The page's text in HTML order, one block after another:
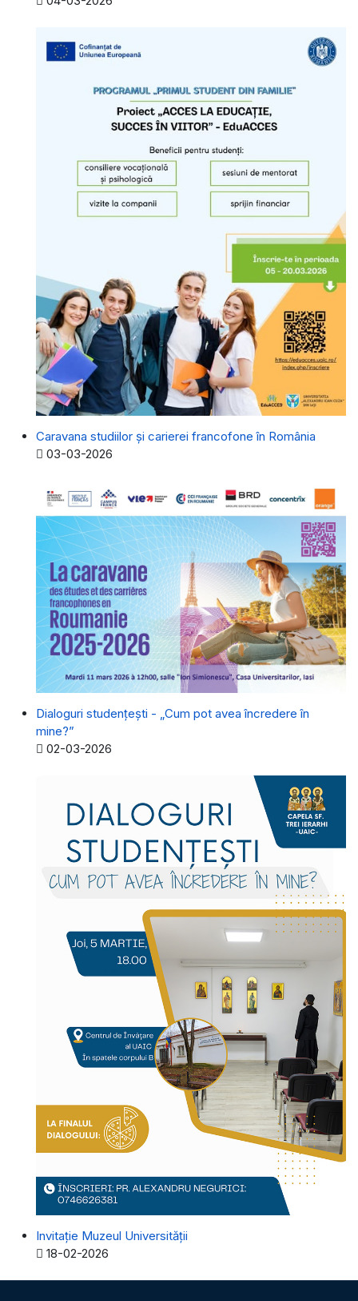
Caravana studiilor și carierei francofone în România
Detalii
03-03-2026
Dialoguri studențești - „Cum pot avea încredere în
mine?”
Detalii
02-03-2026
Invitație Muzeul Universității
Detalii
18-02-2026